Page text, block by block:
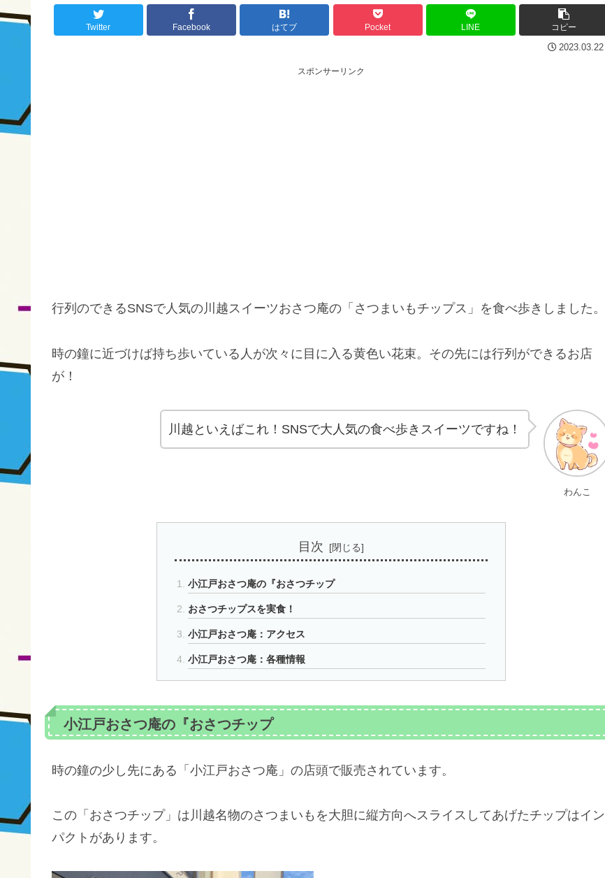
Twitter Facebook はてブ Pocket LINE コピー
2023.03.22
スポンサーリンク
行列のできるSNSで人気の川越スイーツおさつ庵の「さつまいもチップス」を食べ歩きしました。
時の鐘に近づけば持ち歩いている人が次々に目に入る黄色い花束。その先には行列ができるお店
が！
わんこ
川越といえばこれ！SNSで大人気の食べ歩きスイーツですね！
目次
小江戸おさつ庵の『おさつチップ
おさつチップスを実食！
小江戸おさつ庵：アクセス
小江戸おさつ庵：各種情報
小江戸おさつ庵の『おさつチップ
時の鐘の少し先にある「小江戸おさつ庵」の店頭で販売されています。
この「おさつチップ」は川越名物のさつまいもを大胆に縦方向へスライスしてあげたチップはイン
パクトがあります。